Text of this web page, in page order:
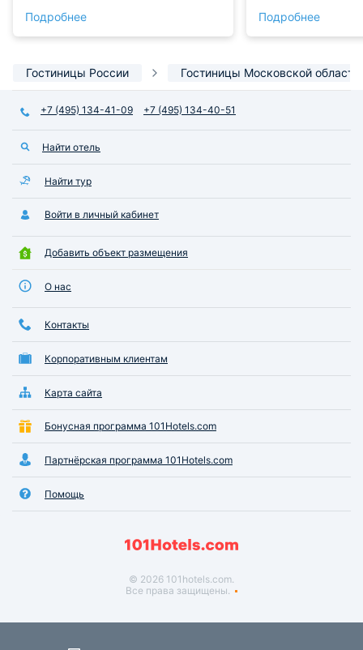
друзьям! Во второй раз нашего
заселения нам предложили сразу
приехали в 4 часа утра!
что-то необходимо - можно
обратиться на ресепшен! Мы
остались довольны и если
приедем еще раз - остановимся
тут же!
Подробнее
Самое лучшее -
стиральной и
просто спасение.
Подробнее
Гостиницы России Гостиницы Московской области
+7 (495) 134-41-09 +7 (495) 134-40-51
Найти отель
Найти тур
Войти в личный кабинет
Добавить объект размещения
О нас
Контакты
Корпоративным клиентам
Карта сайта
Бонусная программа 101Hotels.com
Партнёрская программа 101Hotels.com
Помощь
© 2026 101hotels.com.
Все права защищены.